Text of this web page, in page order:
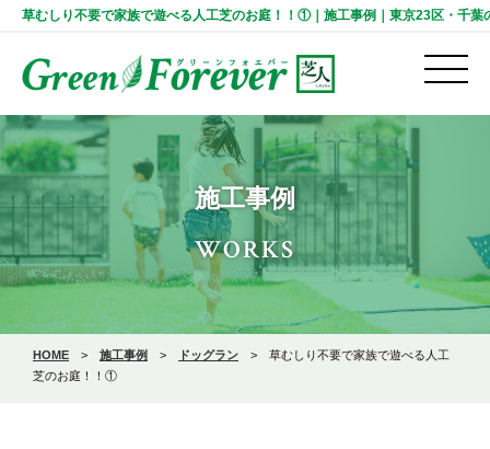
草むしり不要で家族で遊べる人工芝のお庭！！①｜施工事例｜東京23区・千
施工事例
WORKS
HOME > 施工事例 > ドッグラン > 草むしり不要で家族で遊べる人工
芝のお庭！！①